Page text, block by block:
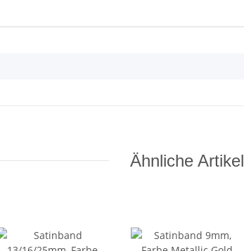
Ähnliche Artikel